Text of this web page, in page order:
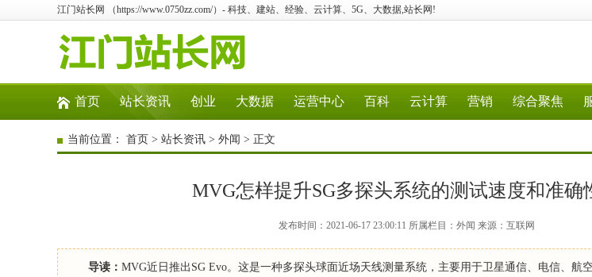
江门站长网 （https://www.0750zz.com/）- 科技、建站、经验、云计算、5G、大数据,站长网!
首页 站长资讯 创业 大数据 运营中心 百科 云计算 营销 综合聚焦
当前位置： 首页 > 站长资讯 > 外闻 > 正文
MVG怎样提升SG多探头系统的测试速度和准确
发布时间：2021-06-17 23:00:11 所属栏目：外闻 来源：互联网
导读： MVG近日推出SG Evo。这是一种多探头球面近场天线测量系统，主要用于卫星通信、电信、航